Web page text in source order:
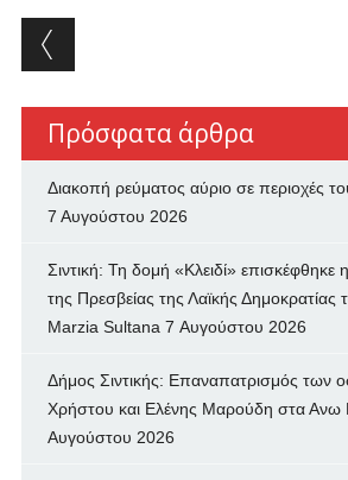
Post navigation
Πρόσφατα άρθρα
Διακοπή ρεύματος αύριο σε περιοχές
7 Αυγούστου 2026
Σιντική: Τη δομή «Κλειδί» επισκέφθηκε
της Πρεσβείας της Λαϊκής Δημοκρατίας
Marzia Sultana 7 Αυγούστου 2026
Δήμος Σιντικής: Επαναπατρισμός
Χρήστου και Ελένης Μαρούδη στα Ανω
Αυγούστου 2026